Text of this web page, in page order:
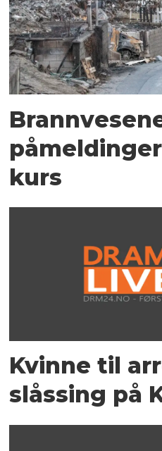
kurs
Kvinne til
slåssing på